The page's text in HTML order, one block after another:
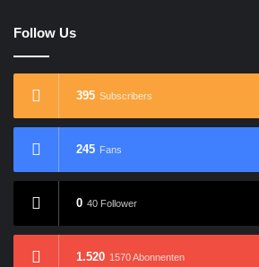
Follow Us
395 Subscribers
245 Fans
0 40 Follower
1.520 1570 Abonnenten